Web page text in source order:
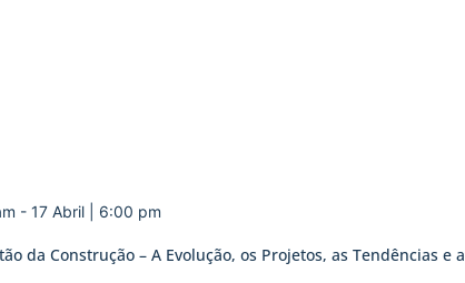
da Construção – A Evolução, os Projetos, as Tendências e a
- 17 Abril | 6:00 pm